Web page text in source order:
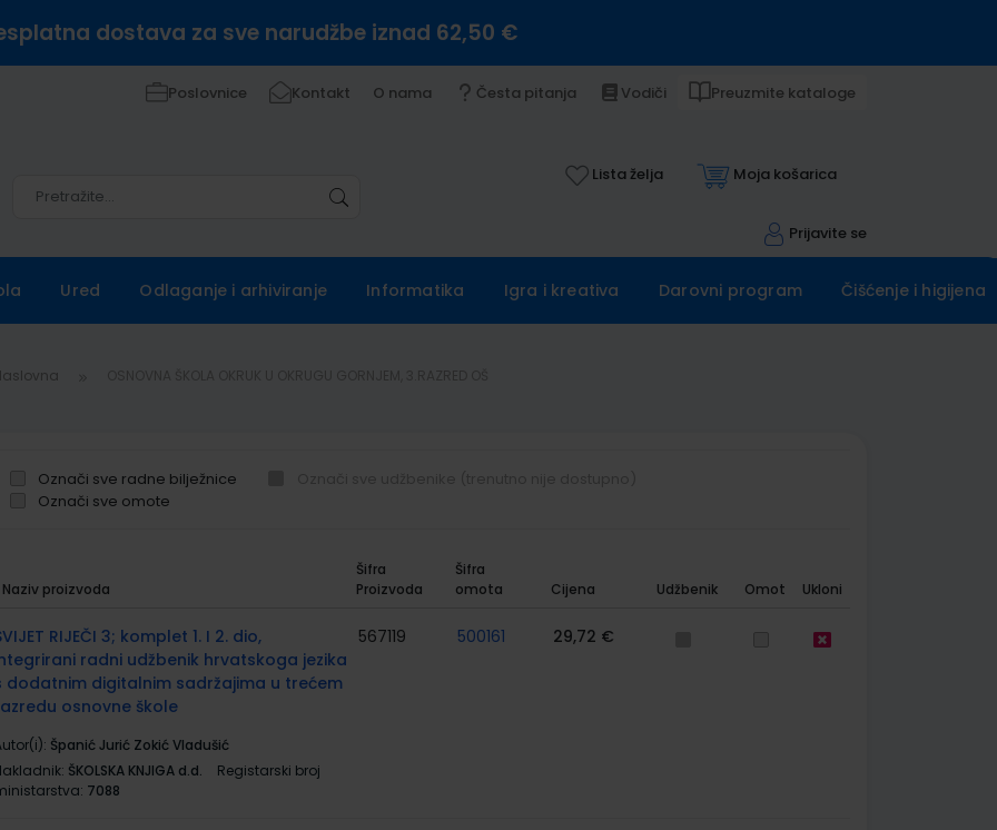
dostava za sve narudžbe iznad 62,50 €
Poslovnice Kontakt O nama Česta pitanja Vodiči Preuzmite kataloge
Lista želja Moja košarica
Prijavite se
Ured Odlaganje i arhiviranje Informatika Igra i kreativa Darovni program Čišćenje i higijena
Označi sve radne bilježnice
Označi sve omote
Naziv proizvoda
Šifra
Proizvoda
Šifra
omota
Cijena Udžbenik Omot Ukloni
RIJEČI 3; komplet 1. I 2. dio,
radni udžbenik hrvatskoga jezika
dodatnim digitalnim sadržajima u trećem
osnovne škole
Španić Jurić Zokić Vladušić
ŠKOLSKA KNJIGA d.d.
Registarski broj
7088
567119 500161 29,72 €